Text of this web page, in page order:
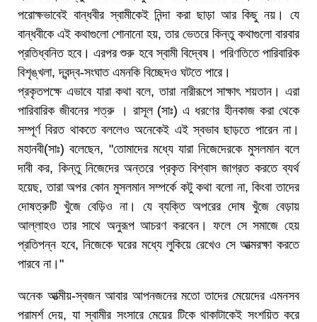
পরোক্ষভাবেই বান্ধবীর স্বামীকেই নিন্দা করা ছাড়া আর কিছু নয়। যে
বান্ধবীকে এই কথাগুলো শোনানো হয়, তার ভেতরে কিন্তু কথাগুলো বারবার
প্রতিধ্বনিত হবে। এরপর শুরু হবে স্বামী বিদ্বেষ। পরিণতিতে পারিবারিক
বিশৃঙ্খলা, দ্বন্দ্ব-সংঘাত এমনকি বিচ্ছেদও ঘটতে পারে।
প্রকৃতপক্ষে এভাবে যারা কথা বলে, তারা নারীরূপে সাক্ষাৎ শয়তান। এরা
পারিবারিক জীবনের শত্রু । রাসূল (সাঃ) এ ধরণের হীনকাজ করা থেকে
সম্পূর্ণ বিরত থাকতে বললেও অনেকেই এই স্বভাব ছাড়তে পারেন না।
মহানবী(সাঃ) বলেছেন, "তোমাদের মধ্যে যারা নিজেদেরকে মুসলমান বলে
দাবী কর, কিন্তু নিজেদের অন্তরে প্রকৃত বিশ্বাস জাগ্রত করতে ব্যর্থ
হয়েছ, তারা অপর কোন মুসলমান সম্পর্কে কটু কথা বলো না, কিংবা তাদের
দোষত্রুটি খুঁজে বেড়িও না। যে ব্যক্তি অপরের দোষ খুঁজে বেড়ায়
আল্লাহও তার সাথে অনুরূপ আচরণ করবেন। ফলে সে সমাজে হেয়
প্রতিপন্ন হবে, নিজেকে ঘরের মধ্যে লুকিয়ে রেখেও সে আত্মরক্ষা করতে
পারবে না।"
অনেক আত্মীয়-স্বজন আবার আপনজনের মতো তাদের মেয়েদের এমনসব
পরামর্শ দেয়, যা স্বামীর সংসারে মেয়ের টিকে থাকাটাকেই সংশয়িত করে